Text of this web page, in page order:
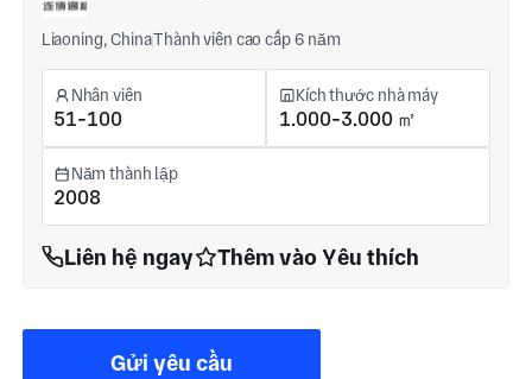
Liaoning, ChinaThành viên cao cấp 6 năm
Nhân viên
51-100
Kích thước nhà máy
1.000-3.000 ㎡
Năm thành lập
2008
Liên hệ ngay Thêm vào Yêu thích
Gửi yêu cầu